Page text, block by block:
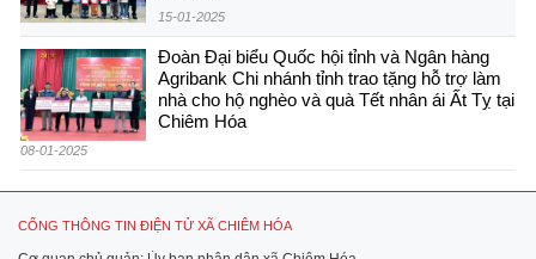
15-01-2025
Đoàn Đại biểu Quốc hội tỉnh và Ngân hàng
Agribank Chi nhánh tỉnh trao tặng hỗ trợ làm
nhà cho hộ nghèo và quà Tết nhân ái Ất Tỵ tại
Chiêm Hóa
08-01-2025
CỔNG THÔNG TIN ĐIỆN TỬ XÃ CHIÊM HÓA